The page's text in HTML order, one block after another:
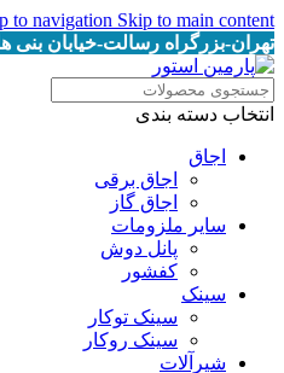
to navigation Skip to main content
تهران-بزرگراه رسالت-خیابان بنی هاشم
انتخاب دسته بندی
اجاق
اجاق برقى
اجاق گاز
سایر ملزومات
پانل دوش
کفشور
سینک
سینک توکار
سینک روکار
شیرآلات